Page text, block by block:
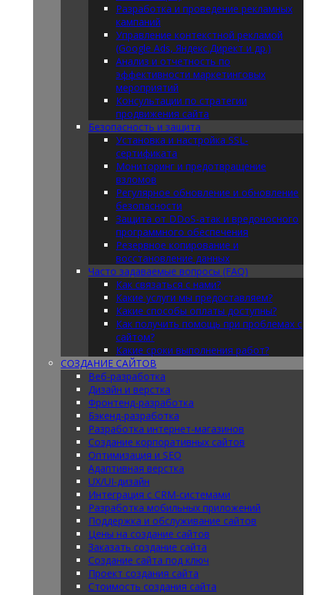
Разработка и проведение рекламных
кампаний
Управление контекстной рекламой
(Google Ads, Яндекс.Директ и др.)
Анализ и отчетность по
эффективности маркетинговых
мероприятий
Консультации по стратегии
продвижения сайта
Безопасность и защита
Установка и настройка SSL-
сертификата
Мониторинг и предотвращение
взломов
Регулярное обновление и обновление
безопасности
Защита от DDoS-атак и вредоносного
программного обеспечения
Резервное копирование и
восстановление данных
Часто задаваемые вопросы (FAQ)
Как связаться с нами?
Какие услуги мы предоставляем?
Какие способы оплаты доступны?
Как получить помощь при проблемах с
сайтом?
Какие сроки выполнения работ?
СОЗДАНИЕ САЙТОВ
Веб-разработка
Дизайн и верстка
Фронтенд-разработка
Бэкенд-разработка
Разработка интернет-магазинов
Создание корпоративных сайтов
Оптимизация и SEO
Адаптивная верстка
UX/UI-дизайн
Интеграция с CRM-системами
Разработка мобильных приложений
Поддержка и обслуживание сайтов
Цены на создание сайтов
Заказать создание сайта
Создание сайта под ключ
Проект создания сайта
Стоимость создания сайта